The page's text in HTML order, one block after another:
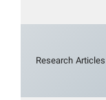
Research Articles